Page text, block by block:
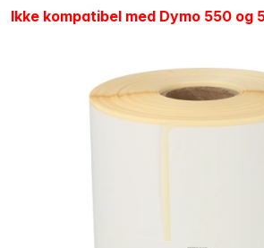
Ikke kompatibel med Dymo 550 og